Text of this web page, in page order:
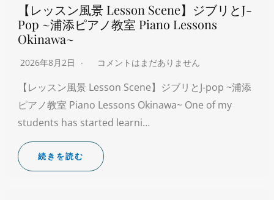
【レッスン風景 Lesson Scene】ジブリとJ-
Pop ~浦添ピアノ教室 Piano Lessons
Okinawa~
2026年8月2日 コメントはまだありません
【レッスン風景 Lesson Scene】ジブリとJ-pop ~浦添
ピアノ教室 Piano Lessons Okinawa~ One of my
students has started learni…
続きを読む